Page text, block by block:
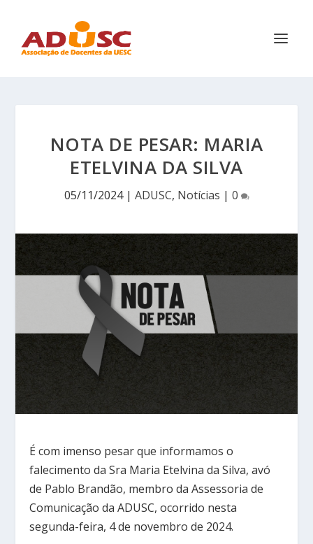
NOTA DE PESAR: MARIA
ETELVINA DA SILVA
05/11/2024| ADUSC, Notícias | 0
É com imenso pesar que informamos o
falecimento da Sra Maria Etelvina da Silva, avó
de Pablo Brandão, membro da Assessoria de
Comunicação da ADUSC, ocorrido nesta
segunda-feira, 4 de novembro de 2024.